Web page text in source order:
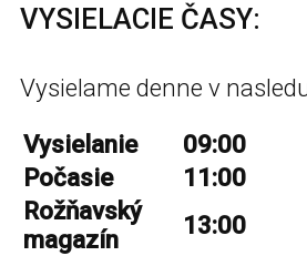
VYSIELACIE ČASY:
Vysielame denne v
Vysielanie
09:00
Počasie
11:00
Rožňavský
magazín
13:00